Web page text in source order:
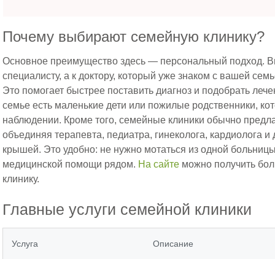
Почему выбирают семейную клинику?
Основное преимущество здесь — персональный подход.
специалисту, а к доктору, который уже знаком с вашей
Это помогает быстрее поставить диагноз и подобрать
семье есть маленькие дети или пожилые родственники,
наблюдении. Кроме того, семейные клиники обычно
объединяя терапевта, педиатра, гинеколога, кардиолога
крышей. Это удобно: не нужно мотаться из одной
медицинской помощи рядом. На сайте можно получить
клинику.
Главные услуги семейной клиники
Услуга Описание